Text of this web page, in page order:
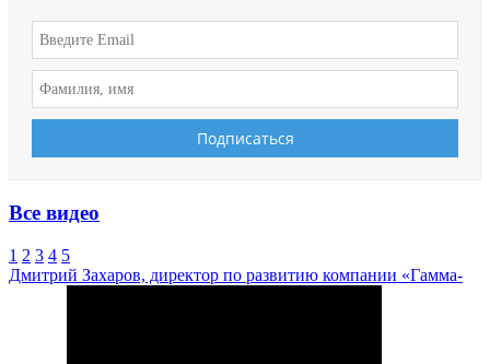
Все видео
1 2 3 4 5
Дмитрий Захаров, директор по развитию компании «Гамма-